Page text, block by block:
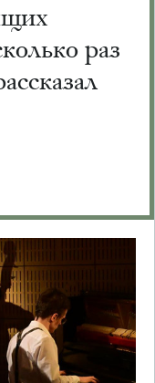
раз